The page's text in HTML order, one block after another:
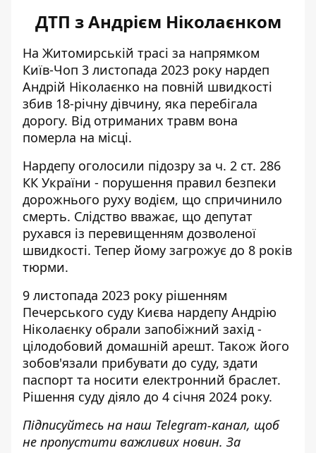
ДТП з Андрієм Ніколаєнком
На Житомирській трасі за напрямком
Київ-Чоп 3 листопада 2023 року нардеп
Андрій Ніколаєнко на повній швидкості
збив 18-річну дівчину, яка перебігала
дорогу. Від отриманих травм вона
померла на місці.
Нардепу оголосили підозру за ч. 2 ст. 286
КК України - порушення правил безпеки
дорожнього руху водієм, що спричинило
смерть. Слідство вважає, що депутат
рухався із перевищенням дозволеної
швидкості. Тепер йому загрожує до 8 років
тюрми.
9 листопада 2023 року рішенням
Печерського суду Києва нардепу Андрію
Ніколаєнку обрали запобіжний захід -
цілодобовий домашній арешт. Також його
зобов'язали прибувати до суду, здати
паспорт та носити електронний браслет.
Рішення суду діяло до 4 січня 2024 року.
Підписуйтесь на наш Telegram-канал, щоб
не пропустити важливих новин. За